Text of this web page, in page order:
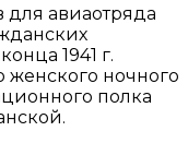
для авиаотряда
1941 г.
ночного
полка